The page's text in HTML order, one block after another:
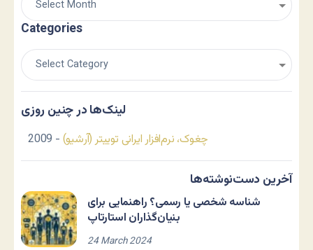
Categories
لینک‌ها در چنین روزی
چغوک، نرم‌افزار ایرانی توییتر (آرشیو) - 2009
آخرین دست‌نوشته‌ها
شناسه شخصی یا رسمی؟ راهنمایی برای
بنیان‌گذاران استارتاپ
24 March 2024